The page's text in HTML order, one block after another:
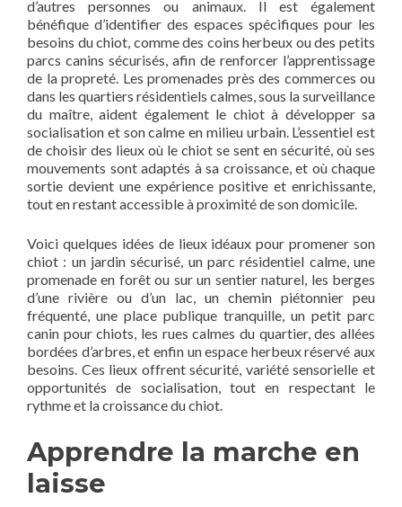
d’autres personnes ou animaux. Il est également
bénéfique d’identifier des espaces spécifiques pour les
besoins du chiot, comme des coins herbeux ou des petits
parcs canins sécurisés, afin de renforcer l’apprentissage
de la propreté. Les promenades près des commerces ou
dans les quartiers résidentiels calmes, sous la surveillance
du maître, aident également le chiot à développer sa
socialisation et son calme en milieu urbain. L’essentiel est
de choisir des lieux où le chiot se sent en sécurité, où ses
mouvements sont adaptés à sa croissance, et où chaque
sortie devient une expérience positive et enrichissante,
tout en restant accessible à proximité de son domicile.
Voici quelques idées de lieux idéaux pour promener son
chiot : un jardin sécurisé, un parc résidentiel calme, une
promenade en forêt ou sur un sentier naturel, les berges
d’une rivière ou d’un lac, un chemin piétonnier peu
fréquenté, une place publique tranquille, un petit parc
canin pour chiots, les rues calmes du quartier, des allées
bordées d’arbres, et enfin un espace herbeux réservé aux
besoins. Ces lieux offrent sécurité, variété sensorielle et
opportunités de socialisation, tout en respectant le
rythme et la croissance du chiot.
Apprendre la marche en
laisse